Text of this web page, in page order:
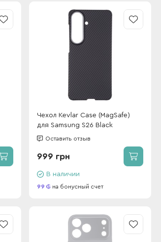
Чехол Kevlar Case (MagSafe)
для Samsung S26 Black
Оставить отзыв
999 грн
В наличии
99 на бонусный счет